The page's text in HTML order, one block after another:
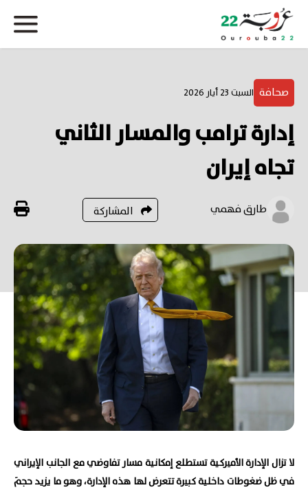
صحافة السبت 23 أيار 2026
إدارة ترامب والمسار الثاني
تجاه إيران
طارق فهمي المشاركة
لا تزال الإدارة الأميركية تستطلع إمكانية مسار تفاوضي مع الجانب الإيراني
في ظل ضغوطات داخلية كبيرة تتعرض لها هذه الإدارة، وهو ما يزيد حجمَ